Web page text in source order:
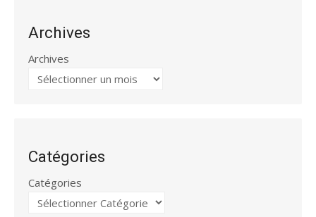
Archives
Archives
Catégories
Catégories